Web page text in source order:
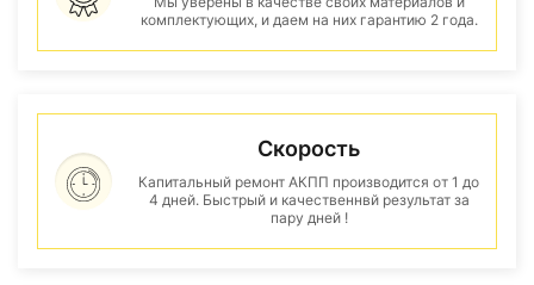
комплектующих, и даем на них гарантию 2 года.
Скорость
Капитальный ремонт АКПП производится от 1 до
4 дней. Быстрый и качественнвй результат за
пару дней !